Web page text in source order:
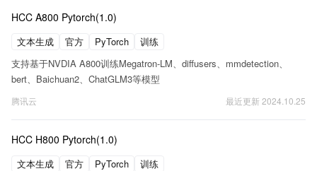
HCC A800 Pytorch(1.0)
文本生成 官方 PyTorch
训练
支持基于NVDIA A800训练Megatron-LM、diffusers、mmdetection、
bert、Baichuan2、ChatGLM3等模型
腾讯云 最近更新 2024.10.25
HCC H800 Pytorch(1.0)
文本生成 官方 PyTorch
训练